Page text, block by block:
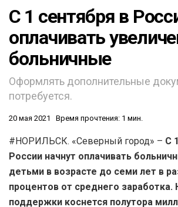
С 1 сентября в
оплачивать
больничные
Оформлять дополнительные
потребуется.
20 мая 2021 Время прочтения: 1 мин.
#НОРИЛЬСК. «Северный город» – С
России начнут оплачивать
детьми в возрасте до семи лет в
процентов от среднего заработка.
поддержки коснется полутора